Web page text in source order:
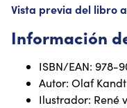
Vista previa del libro
Información
ISBN/EAN: 978-
Autor: Olaf Kandt
Ilustrador: René